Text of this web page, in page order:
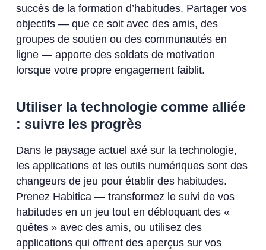
succès de la formation d’habitudes. Partager vos
objectifs — que ce soit avec des amis, des
groupes de soutien ou des communautés en
ligne — apporte des soldats de motivation
lorsque votre propre engagement faiblit.
Utiliser la technologie comme alliée
: suivre les progrès
Dans le paysage actuel axé sur la technologie,
les applications et les outils numériques sont des
changeurs de jeu pour établir des habitudes.
Prenez Habitica — transformez le suivi de vos
habitudes en un jeu tout en débloquant des «
quêtes » avec des amis, ou utilisez des
applications qui offrent des aperçus sur vos